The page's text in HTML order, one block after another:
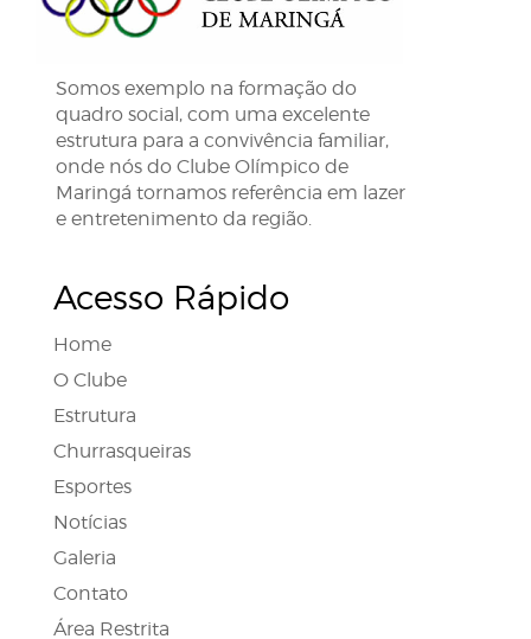
Somos exemplo na formação do
quadro social, com uma excelente
estrutura para a convivência familiar,
onde nós do Clube Olímpico de
Maringá tornamos referência em lazer
e entretenimento da região.
Acesso Rápido
Home
O Clube
Estrutura
Churrasqueiras
Esportes
Notícias
Galeria
Contato
Área Restrita